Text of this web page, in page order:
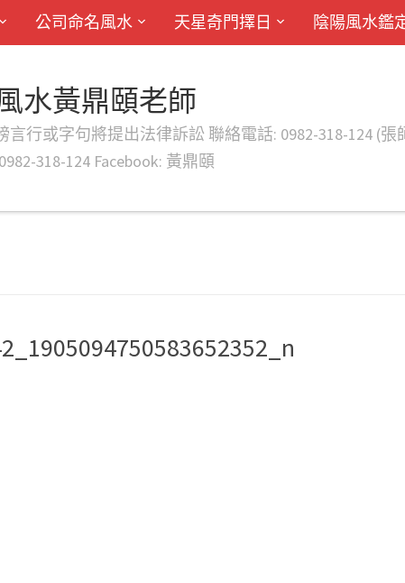
公司命名風水 天星奇門擇日 陰陽風水鑑
水黃鼎頤老師
行或字句將提出法律訴訟 聯絡電話: 0982-318-124 (張
318-124 Facebook: 黃鼎頤